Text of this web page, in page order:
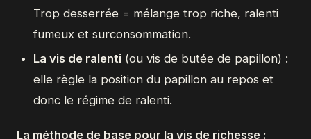
Trop desserrée = mélange trop riche, ralenti
fumeux et surconsommation.
La vis de ralenti (ou vis de butée de papillon) :
elle règle la position du papillon au repos et
donc le régime de ralenti.
La méthode de base pour la vis de richesse :